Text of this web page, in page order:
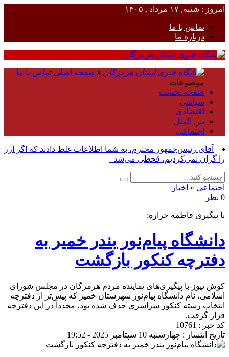
امروز : شنبه, ۱۷ مرداد , ۱۴۰۵
تماس با ما
درباره ما
x صفحه اصلی تماس با ما
موضوعات
صفحه نخست
سیاسی
اقتصادی
بین الملل
اجتماعی
آقای رئیس‌جمهور محترم، به شما اطلاعات غلط دادند که اگر ارز
را گران نمی‌کردیم، قحطی می‌شد_
اجتماعی « اخبار
0 نظر
با پیگیری فاطمه جراره:
دانشگاه پیام‌نور بندر خمیر به
دفترچه کنکور بازگشت
کوش نیوز-با پیگیری‌های نماینده مردم هرمزگان در مجلس شورای
اسلامی، نام دانشگاه پیام‌نور شهرستان خمیر که پیش‌تر از دفترچه
انتخاب رشته کنکور سراسری حذف شده بود، مجدداً در این دفترچه
قرار گرفت.
کد خبر : 10761
تاریخ انتشار : چهارشنبه 10 سپتامبر 2025 - 19:52